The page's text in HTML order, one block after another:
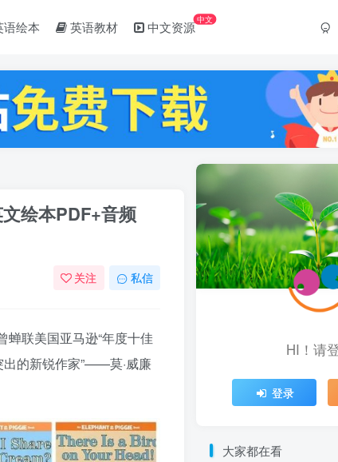
语绘本 英语教材 中文资源中文
绘本PDF+音频
关注 私信
联美国亚马逊“年度十佳
出的新锐作家”——莫·威廉
HI！请
登录
大家都在看